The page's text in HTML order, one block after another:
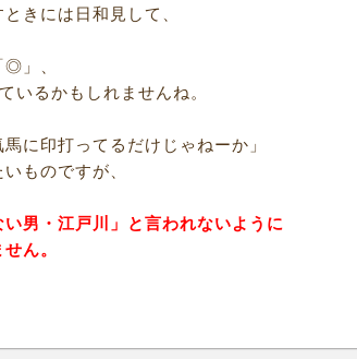
きには日和見して、
◎」、
いるかもしれませんね。
に印打ってるだけじゃねーか」
ものですが、
男・江戸川」と言われないように
ん。